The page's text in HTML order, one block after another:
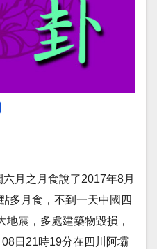
月之月食說了2017年8月
多月食，不到一天中國四
地震，多處建築物毀損，
日21時19分在四川阿壩